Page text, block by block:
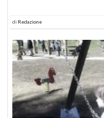
di Redazione